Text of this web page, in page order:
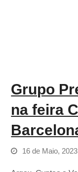
Grupo
na feira
16 de Maio, 2023